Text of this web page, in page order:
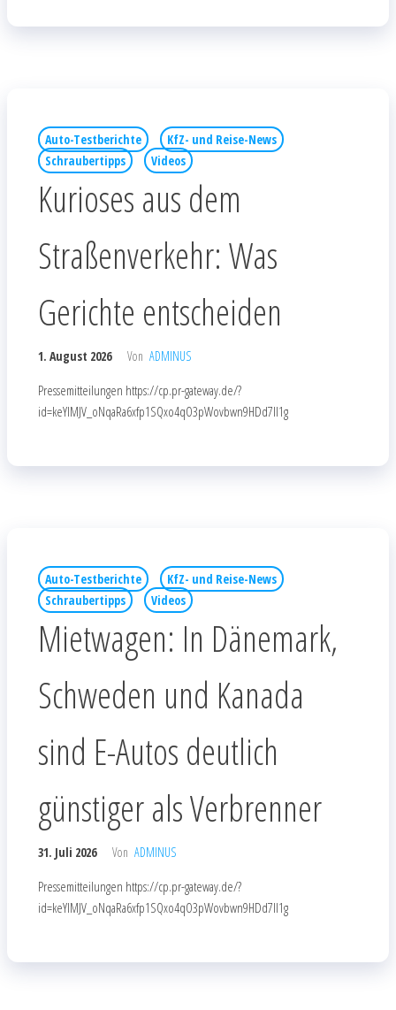
Auto-Testberichte
KfZ- und Reise-News
Schraubertipps
Videos
Kurioses aus dem
Straßenverkehr: Was
Gerichte entscheiden
1. August 2026 Von ADMINUS
Pressemitteilungen https://cp.pr-gateway.de/?
id=keYlMJV_oNqaRa6xfp1SQxo4qO3pWovbwn9HDd7Il1g
Auto-Testberichte
KfZ- und Reise-News
Schraubertipps
Videos
Mietwagen: In Dänemark,
Schweden und Kanada
sind E-Autos deutlich
günstiger als Verbrenner
31. Juli 2026 Von ADMINUS
Pressemitteilungen https://cp.pr-gateway.de/?
id=keYlMJV_oNqaRa6xfp1SQxo4qO3pWovbwn9HDd7Il1g